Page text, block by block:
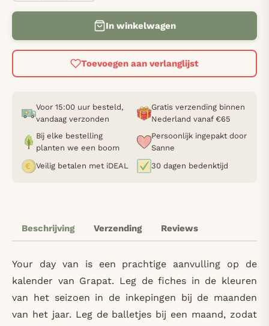
In winkelwagen
Toevoegen aan verlanglijst
Voor 15:00 uur besteld,
vandaag verzonden
Gratis verzending binnen
Nederland vanaf €65
Bij elke bestelling
planten we een boom
Persoonlijk ingepakt door
Sanne
Veilig betalen met iDEAL
30 dagen bedenktijd
Beschrijving Verzending Reviews
Your day van is een prachtige aanvulling op de
kalender van Grapat. Leg de fiches in de kleuren
van het seizoen in de inkepingen bij de maanden
van het jaar. Leg de balletjes bij een maand, zodat